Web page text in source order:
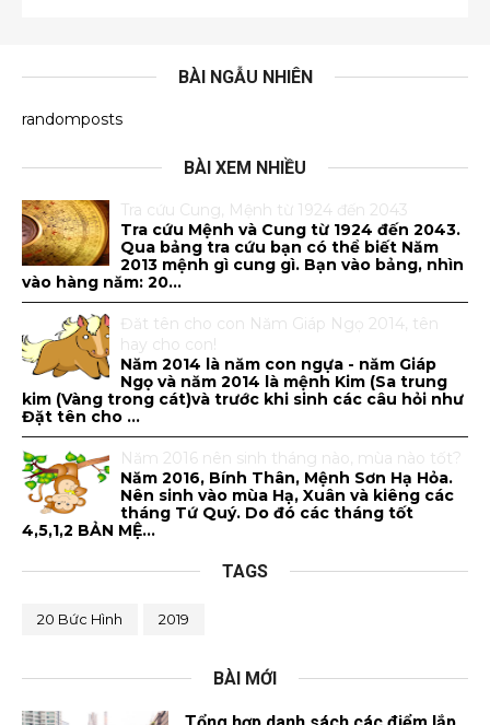
BÀI NGẪU NHIÊN
randomposts
BÀI XEM NHIỀU
Tra cứu Cung, Mệnh từ 1924 đến 2043
Tra cứu Mệnh và Cung từ 1924 đến 2043.
Qua bảng tra cứu bạn có thể biết Năm
2013 mệnh gì cung gì. Bạn vào bảng, nhìn
vào hàng năm: 20...
Đăt tên cho con Năm Giáp Ngọ 2014, tên
hay cho con!
Năm 2014 là năm con ngựa - năm Giáp
Ngọ và năm 2014 là mệnh Kim (Sa trung
kim (Vàng trong cát)và trước khi sinh các câu hỏi như
Đặt tên cho ...
Năm 2016 nên sinh tháng nào, mùa nào tốt?
Năm 2016, Bính Thân, Mệnh Sơn Hạ Hỏa.
Nên sinh vào mùa Hạ, Xuân và kiêng các
tháng Tứ Quý. Do đó các tháng tốt
4,5,1,2 BẢN MỆ...
TAGS
20 Bức Hình 2019
BÀI MỚI